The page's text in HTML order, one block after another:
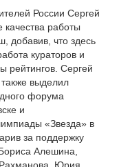
России Сергей
работы
добавив, что здесь
кураторов и
рейтингов. Сергей
также выделил
форума
и
«Звезда» в
за поддержку
Алешина,